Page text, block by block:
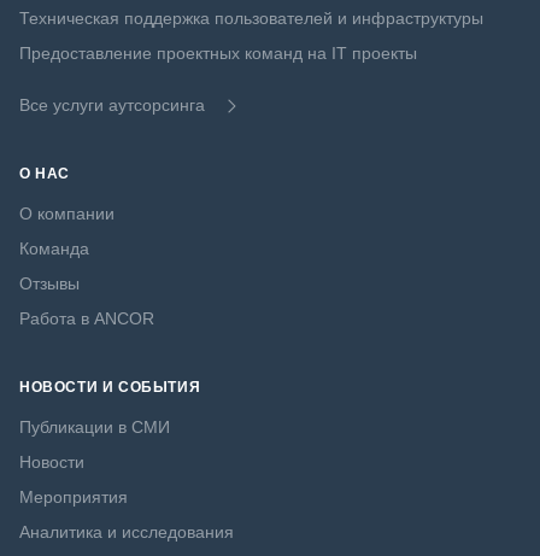
Техническая поддержка пользователей и инфраструктуры
Предоставление проектных команд на IT проекты
Все услуги аутсорсинга
О НАС
О компании
Команда
Отзывы
Работа в ANCOR
НОВОСТИ И СОБЫТИЯ
Публикации в СМИ
Новости
Мероприятия
Аналитика и исследования